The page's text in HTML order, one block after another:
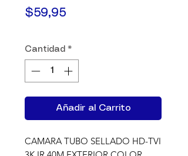
$59,95
Cantidad *
Añadir al Carrito
CAMARA TUBO SELLADO HD-TVI